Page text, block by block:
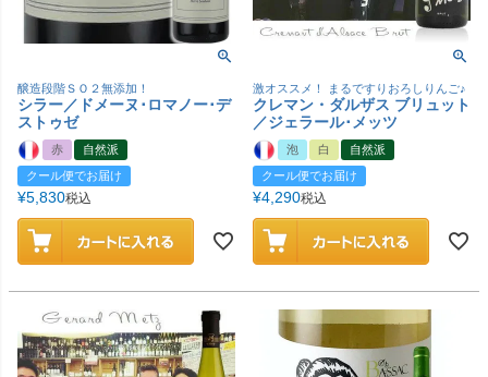
醸造段階ＳＯ２無添加！
シラー／ドメーヌ･ロマノー･デ
ストゥゼ
赤
自然派
クール便でお届け
¥5,830税込
激オススメ！ まるですりおろしりんご♪
クレマン・ダルザス ブリュット
／ジェラール･メッツ
泡 白
自然派
クール便でお届け
¥4,290税込